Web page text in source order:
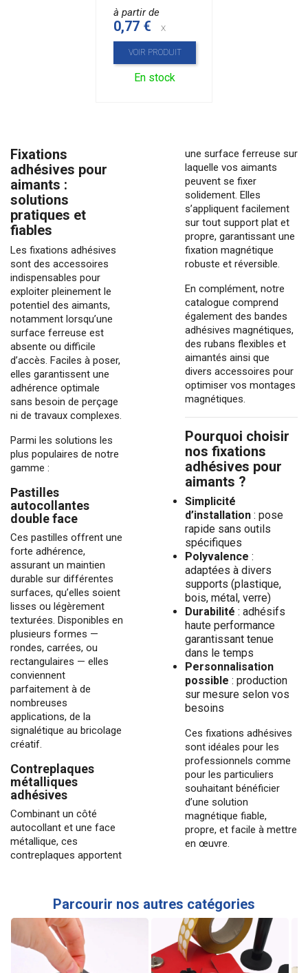
à partir de
0,77 € x
VOIR PRODUIT
En stock
Fixations
adhésives pour
aimants :
solutions
pratiques et
fiables
Les fixations adhésives
sont des accessoires
indispensables pour
exploiter pleinement le
potentiel des aimants,
notamment lorsqu’une
surface ferreuse est
absente ou difficile
d’accès. Faciles à poser,
elles garantissent une
adhérence optimale
sans besoin de perçage
ni de travaux complexes.
Parmi les solutions les
plus populaires de notre
gamme :
Pastilles
autocollantes
double face
Ces pastilles offrent une
forte adhérence,
assurant un maintien
durable sur différentes
surfaces, qu’elles soient
lisses ou légèrement
texturées. Disponibles en
plusieurs formes —
rondes, carrées, ou
rectangulaires — elles
conviennent
parfaitement à de
nombreuses
applications, de la
signalétique au bricolage
créatif.
Contreplaques
métalliques
adhésives
Combinant un côté
autocollant et une face
métallique, ces
contreplaques apportent
une surface ferreuse sur
laquelle vos aimants
peuvent se fixer
solidement. Elles
s’appliquent facilement
sur tout support plat et
propre, garantissant une
fixation magnétique
robuste et réversible.
En complément, notre
catalogue comprend
également des bandes
adhésives magnétiques,
des rubans flexibles et
aimantés ainsi que
divers accessoires pour
optimiser vos montages
magnétiques.
Pourquoi choisir
nos fixations
adhésives pour
aimants ?
Simplicité
d’installation : pose
rapide sans outils
spécifiques
Polyvalence :
adaptées à divers
supports (plastique,
bois, métal, verre)
Durabilité : adhésifs
haute performance
garantissant tenue
dans le temps
Personnalisation
possible : production
sur mesure selon vos
besoins
Ces fixations adhésives
sont idéales pour les
professionnels comme
pour les particuliers
souhaitant bénéficier
d’une solution
magnétique fiable,
propre, et facile à mettre
en œuvre.
Parcourir nos autres catégories